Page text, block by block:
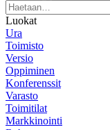
Luokat
Ura
Toimisto
Versio
Oppiminen
Konferenssit
Varasto
Toimitilat
Markkinointi